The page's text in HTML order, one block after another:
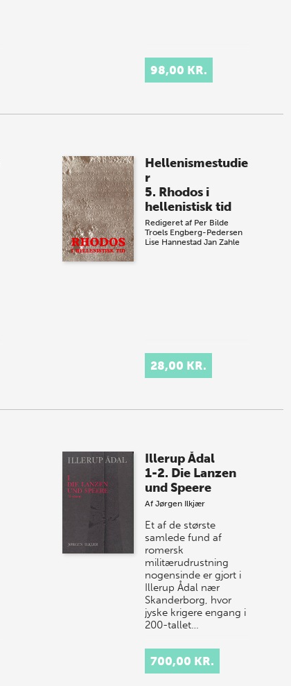
98,00 KR.
Hellenismestudie
r
5. Rhodos i
hellenistisk tid
Redigeret af Per Bilde
Troels Engberg-Pedersen
Lise Hannestad Jan Zahle
28,00 KR.
Illerup Ådal
1-2. Die Lanzen
und Speere
AfJørgen Ilkjær
Et af de største
samlede fund af
romersk
militærudrustning
nogensinde er gjort i
Illerup Ådal nær
Skanderborg, hvor
jyske krigere engang i
200-tallet…
700,00 KR.